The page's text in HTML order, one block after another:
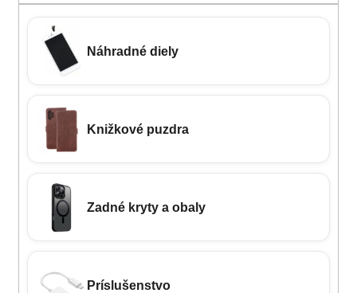
Náhradné diely
Knižkové puzdra
Zadné kryty a obaly
Príslušenstvo